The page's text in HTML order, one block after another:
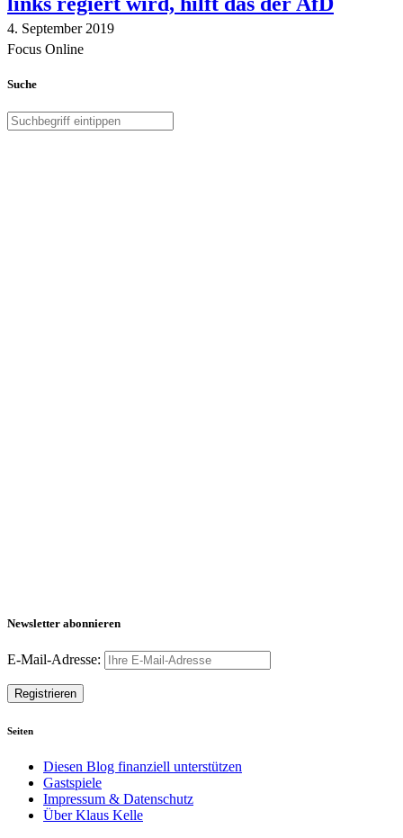
4. September 2019
Focus Online
Suche
Newsletter abonnieren
E-Mail-Adresse:
Seiten
Diesen Blog finanziell unterstützen
Gastspiele
Impressum & Datenschutz
Über Klaus Kelle